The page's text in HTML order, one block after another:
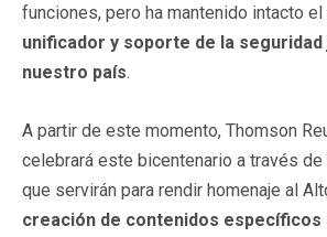
funciones, pero ha mantenido intacto el
unificador y soporte de la
nuestro país.
A partir de este momento, Thomson
celebrará este bicentenario a través
que servirán para rendir homenaje al
creación de contenidos